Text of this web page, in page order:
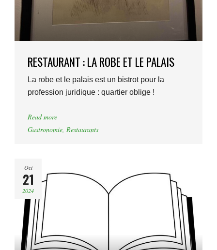
RESTAURANT : LA ROBE ET LE PALAIS
La robe et le palais est un bistrot pour la
profession juridique : quartier oblige !
Read more
Gastronomie, Restaurants
Oct
21
2024